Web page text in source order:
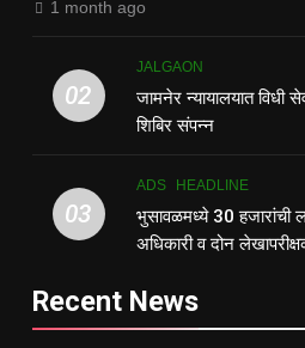
1 month ago
02
JALGAON
जामनेर न्यायालयात विधी
शिबिर संपन्न
03
ADS HEADLINE
भुसावळमध्ये 30 हजारांची
अधिकारी व दोन
Recent News